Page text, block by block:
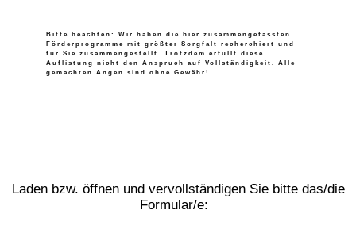
Bitte beachten:
Wir haben die hier zusammengefassten
Förderprogramme mit größter Sorgfalt recherchiert und
für Sie zusammengestellt. Trotzdem erfüllt diese
Auflistung nicht den Anspruch auf Vollständigkeit. Alle
gemachten Angen sind ohne Gewähr!
Laden bzw. öffnen und vervollständigen Sie bitte das/die
Formular/e: